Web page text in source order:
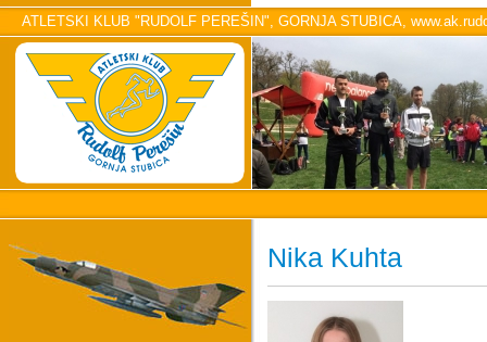
ATLETSKI KLUB "RUDOLF PEREŠIN", GORNJA STUBICA,
Nika Kuhta